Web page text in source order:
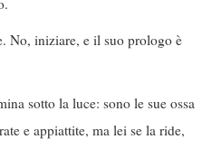
No, iniziare, e il suo prologo è
sotto la luce: sono le sue ossa
e appiattite, ma lei se la ride,